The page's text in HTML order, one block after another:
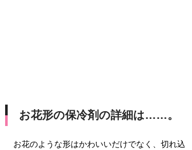
お花形の保冷剤の詳細は……。
お花のような形はかわいいだけでなく、切れ込